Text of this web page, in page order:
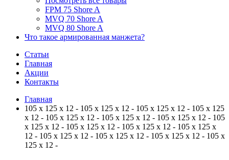
FPM 75 Shore A
MVQ 70 Shore A
MVQ 80 Shore A
Что такое армированная манжета?
Статьи
Главная
Акции
Контакты
Главная
105 x 125 x 12 - 105 x 125 x 12 - 105 x 125 x 12 - 105 x 125
x 12 - 105 x 125 x 12 - 105 x 125 x 12 - 105 x 125 x 12 - 105
x 125 x 12 - 105 x 125 x 12 - 105 x 125 x 12 - 105 x 125 x
12 - 105 x 125 x 12 - 105 x 125 x 12 - 105 x 125 x 12 - 105 x
125 x 12 -